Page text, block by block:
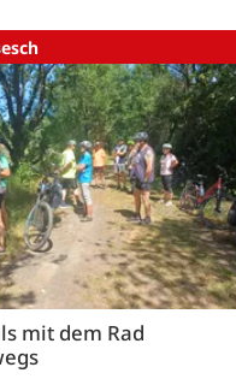
mit dem Rad